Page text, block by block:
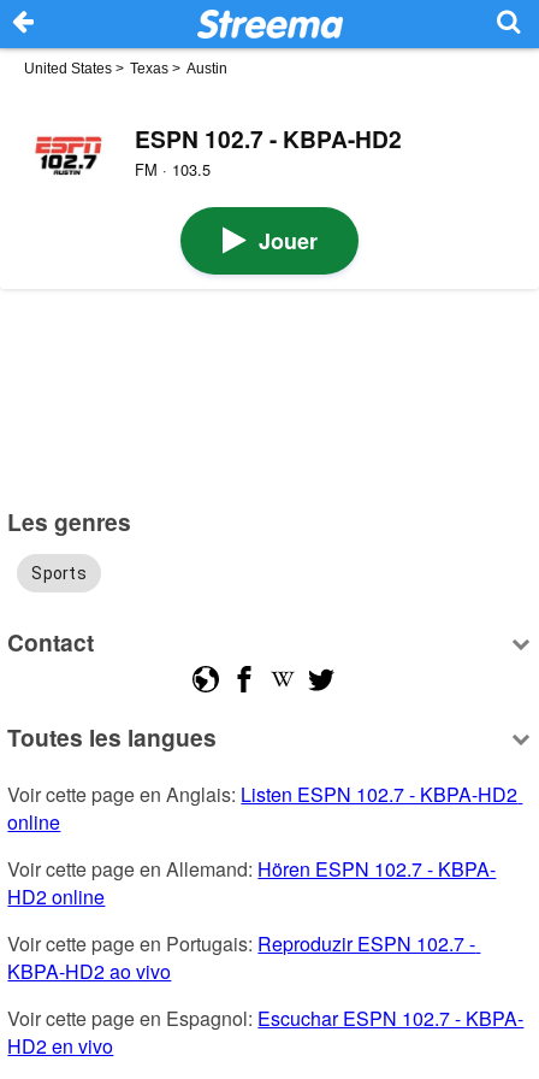
United States > Texas > Austin
ESPN 102.7 - KBPA-HD2
FM · 103.5
Jouer
Les genres
Sports
Contact
Toutes les langues
Voir cette page en Anglais: Listen ESPN 102.7 - KBPA-HD2
online
Voir cette page en Allemand: Hören ESPN 102.7 - KBPA-
HD2 online
Voir cette page en Portugais: Reproduzir ESPN 102.7 -
KBPA-HD2 ao vivo
Voir cette page en Espagnol: Escuchar ESPN 102.7 - KBPA-
HD2 en vivo